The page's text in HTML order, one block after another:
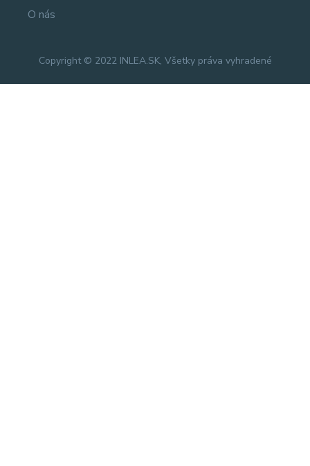
O nás
Copyright © 2022 INLEA.SK, Všetky práva vyhradené